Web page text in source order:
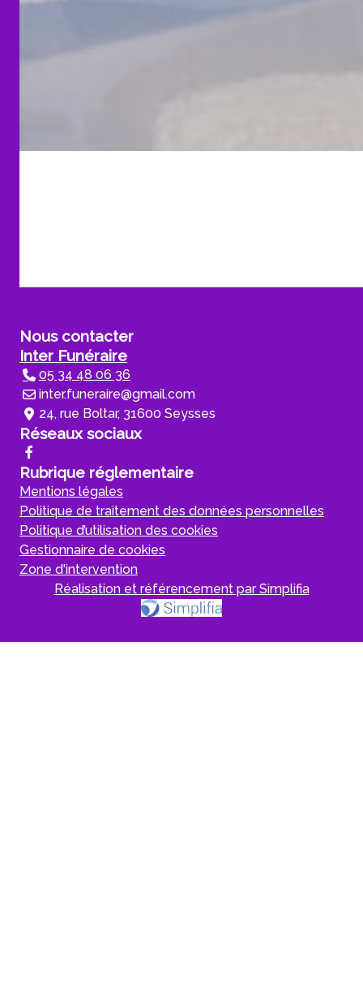
Nous contacter
Inter Funéraire
05 34 48 06 36
inter.funeraire@gmail.com
24, rue Boltar, 31600 Seysses
Réseaux sociaux
Rubrique réglementaire
Mentions légales
Politique de traitement des données personnelles
Politique d’utilisation des cookies
Gestionnaire de cookies
Zone d'intervention
Réalisation et référencement par Simplifia